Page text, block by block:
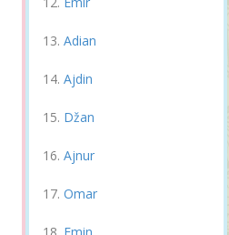
Adian
Ajdin
Džan
Ajnur
Omar
Emin